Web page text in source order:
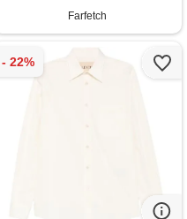
Farfetch